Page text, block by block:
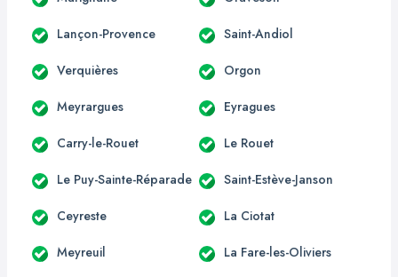
Lançon-Provence Saint-Andiol
Verquières Orgon
Meyrargues Eyragues
Carry-le-Rouet Le Rouet
Le Puy-Sainte-Réparade Saint-Estève-Janson
Ceyreste La Ciotat
Meyreuil La Fare-les-Oliviers